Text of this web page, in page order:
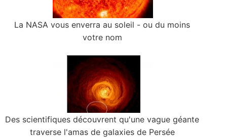
La NASA vous enverra au soleil - ou du moins
votre nom
Des scientifiques découvrent qu'une vague géante
traverse l'amas de galaxies de Persée